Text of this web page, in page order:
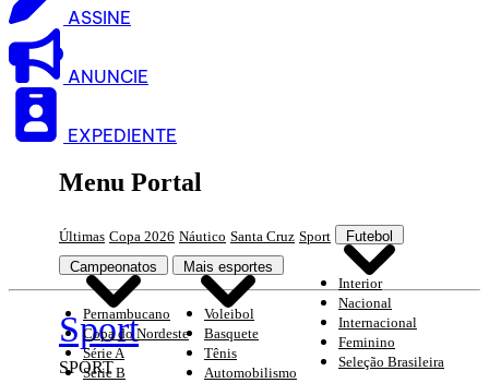
ASSINE
ANUNCIE
EXPEDIENTE
Menu Portal
Últimas Copa 2026 Náutico Santa Cruz Sport Futebol
Interior
Nacional
Internacional
Feminino
Seleção Brasileira
Campeonatos
Pernambucano
Copa do Nordeste
Série A
Série B
Mais esportes
Voleibol
Basquete
Tênis
Automobilismo
Sport
SPORT